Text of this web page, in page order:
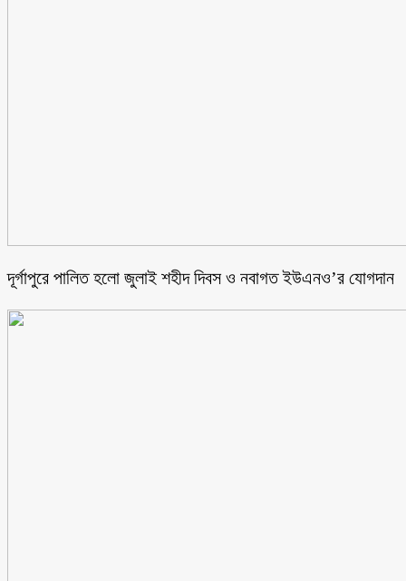
‎দূর্গাপুরে পালিত হলো জুলাই শহীদ দিবস ও নবাগত ইউএনও’র যোগদান ‎